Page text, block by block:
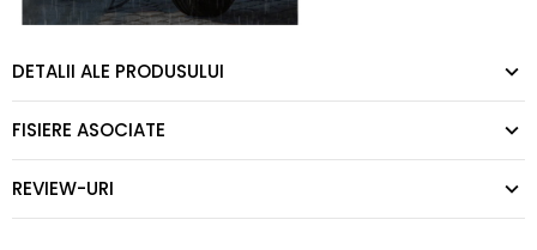
DETALII ALE PRODUSULUI
FISIERE ASOCIATE
REVIEW-URI